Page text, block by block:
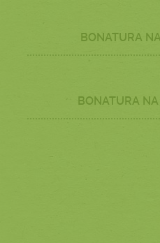
BONATURA
BONATURA